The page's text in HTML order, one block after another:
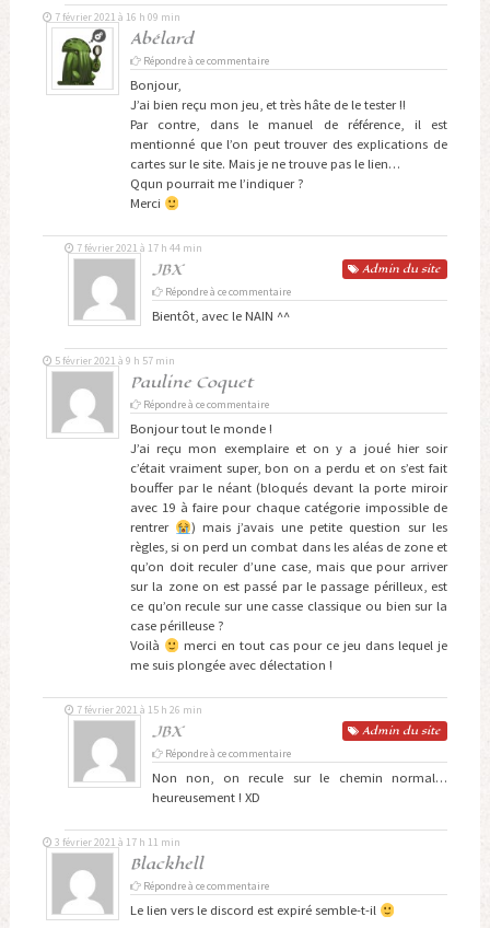
Abélard
7 février 2021 à 16 h 09 min
Répondre à ce commentaire
Bonjour,
J’ai bien reçu mon jeu, et très hâte de le tester !!
Par contre, dans le manuel de référence, il est
mentionné que l’on peut trouver des explications de
cartes sur le site. Mais je ne trouve pas le lien…
Qqun pourrait me l’indiquer ?
Merci
JBX Admin du site
7 février 2021 à 17 h 44 min
Répondre à ce commentaire
Bientôt, avec le NAIN ^^
Pauline Coquet
5 février 2021 à 9 h 57 min
Répondre à ce commentaire
Bonjour tout le monde !
J’ai reçu mon exemplaire et on y a joué hier soir
c’était vraiment super, bon on a perdu et on s’est fait
bouffer par le néant (bloqués devant la porte miroir
avec 19 à faire pour chaque catégorie impossible de
rentrer
) mais j’avais une petite question sur les
règles, si on perd un combat dans les aléas de zone et
qu’on doit reculer d’une case, mais que pour arriver
sur la zone on est passé par le passage périlleux, est
ce qu’on recule sur une casse classique ou bien sur la
case périlleuse ?
Voilà
merci en tout cas pour ce jeu dans lequel je
me suis plongée avec délectation !
JBX Admin du site
7 février 2021 à 15 h 26 min
Répondre à ce commentaire
Non non, on recule sur le chemin normal…
heureusement ! XD
Blackhell
3 février 2021 à 17 h 11 min
Répondre à ce commentaire
Le lien vers le discord est expiré semble-t-il